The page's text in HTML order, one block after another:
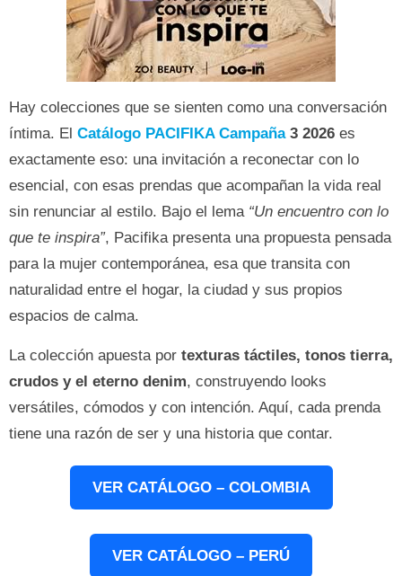
Hay colecciones que se sienten como una conversación
íntima. El Catálogo PACIFIKA Campaña3 2026 es
exactamente eso: una invitación a reconectar con lo
esencial, con esas prendas que acompañan la vida real
sin renunciar al estilo. Bajo el lema “Un encuentro con lo
que te inspira”, Pacifika presenta una propuesta pensada
para la mujer contemporánea, esa que transita con
naturalidad entre el hogar, la ciudad y sus propios
espacios de calma.
La colección apuesta por texturas táctiles, tonos tierra,
crudos y el eterno denim, construyendo looks
versátiles, cómodos y con intención. Aquí, cada prenda
tiene una razón de ser y una historia que contar.
VER CATÁLOGO – COLOMBIA
VER CATÁLOGO – PERÚ